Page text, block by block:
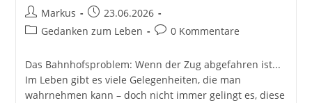
Beitrags-
Autor:
Markus
Beitrag
veröffentlicht:
23.06.2026
Beitrags-
Gedanken zum Leben
Beitrags-
0 Kommentare
Das Bahnhofsproblem: Wenn der Zug abgefahren ist...
Im Leben gibt es viele Gelegenheiten, die man
wahrnehmen kann – doch nicht immer gelingt es, diese